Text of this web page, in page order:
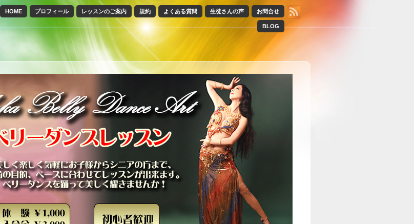
お問合せ
生徒さんの声
よくある質問
規約
レッスンのご案内
プロフィール
HOME
BLOG